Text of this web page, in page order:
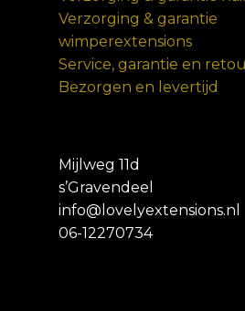
Verzorging & garantie
wimperextensions
Service, garantie en
Bezorgen en levertijd
Mijlweg 11d
s’Gravendeel
info@lovelyextensions.nl
06-12270734